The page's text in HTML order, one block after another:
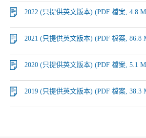
2022 (只提供英文版本) (PDF 檔案, 4.8
2021 (只提供英文版本) (PDF 檔案, 86.8
2020 (只提供英文版本) (PDF 檔案, 5.1
2019 (只提供英文版本) (PDF 檔案, 38.3